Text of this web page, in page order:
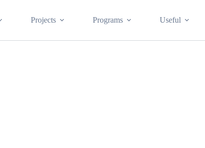
Projects Programs Useful